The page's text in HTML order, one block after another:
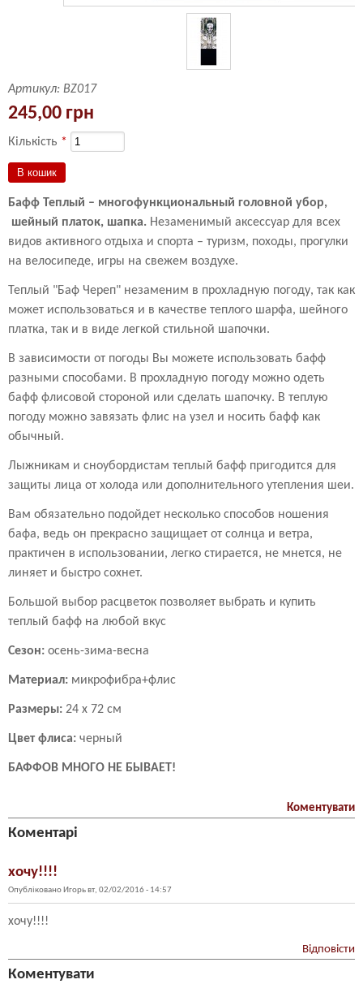
Артикул: BZ017
245,00 грн
Кількість *
Бафф Теплый – многофункциональный головной убор,
шейный платок, шапка. Незаменимый аксессуар для всех
видов активного отдыха и спорта – туризм, походы, прогулки
на велосипеде, игры на свежем воздухе.
Теплый "Баф Череп" незаменим в прохладную погоду, так как
может использоваться и в качестве теплого шарфа, шейного
платка, так и в виде легкой стильной шапочки.
В зависимости от погоды Вы можете использовать бафф
разными способами. В прохладную погоду можно одеть
бафф флисовой стороной или сделать шапочку. В теплую
погоду можно завязать флис на узел и носить бафф как
обычный.
Лыжникам и сноубордистам теплый бафф пригодится для
защиты лица от холода или дополнительного утепления шеи.
Вам обязательно подойдет несколько способов ношения
бафа, ведь он прекрасно защищает от солнца и ветра,
практичен в использовании, легко стирается, не мнется, не
линяет и быстро сохнет.
Большой выбор расцветок позволяет выбрать и купить
теплый бафф на любой вкус
Сезон: осень-зима-весна
Материал: микрофибра+флис
Размеры: 24 х 72 см
Цвет флиса: черный
БАФФОВ МНОГО НЕ БЫВАЕТ!
Коментувати
Коментарі
хочу!!!!
Опубліковано Игорьвт, 02/02/2016 - 14:57
хочу!!!!
Відповісти
Коментувати